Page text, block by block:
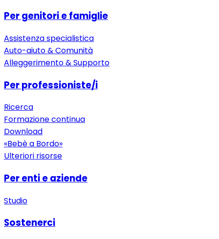
Per genitori e famiglie
Assistenza specialistica
Auto-aiuto & Comunità
Alleggerimento & Supporto
Per professioniste/i
Ricerca
Formazione continua
Download
«Bebè a Bordo»
Ulteriori risorse
Per enti e aziende
Studio
Sostenerci